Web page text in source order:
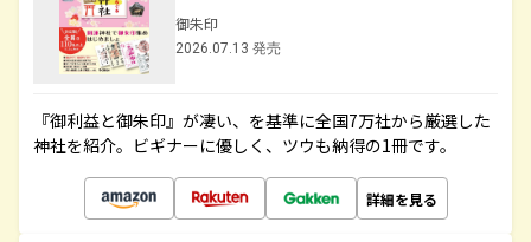
御朱印
2026.07.13 発売
『御利益と御朱印』が凄い、を基準に全国7万社から厳選した
神社を紹介。ビギナーに優しく、ツウも納得の1冊です。
詳細を見る